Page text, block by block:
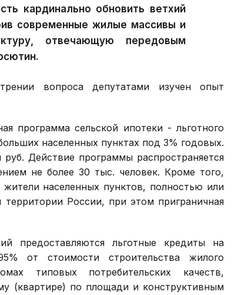
кардинально обновить ветхий
современные жилые массивы и
отвечающую передовым
вопроса депутатами изучен опыт
программа сельской ипотеки - льготного
населенных пунктах под 3% годовых.
Действие программы распространяется
не более 30 тыс. человек. Кроме того,
жители населенных пунктов, полностью или
России, при этом приграничная
предоставляются льготные кредиты на
от стоимости строительства жилого
типовых потребительских качеств,
(квартире) по площади и конструктивным